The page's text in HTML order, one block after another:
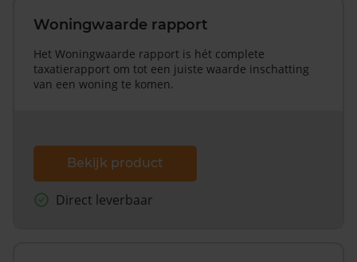
Woningwaarde rapport
Het Woningwaarde rapport is hét complete
taxatierapport om tot een juiste waarde inschatting
van een woning te komen.
Bekijk product
Direct leverbaar